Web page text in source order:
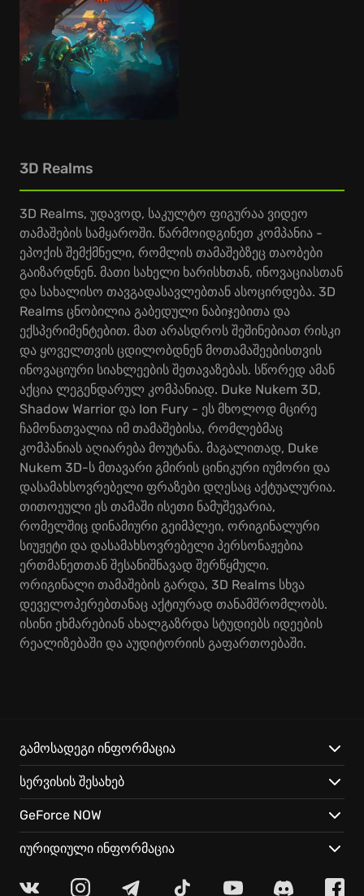
3D Realms
3D Realms, უდავოდ, საკულტო ფიგურაა ვიდეო
თამაშების სამყაროში. წარმოიდგინეთ კომპანია -
ეპოქის შემქმნელი, რომლის თამაშებზეც თაობები
გაიზარდნენ. მათი სახელი ხარისხთან, ინოვაციასთან
და სახალისო თავგადასავლებთან ასოცირდება. 3D
Realms ცნობილია გაბედული ნაბიჯებითა და
ექსპერიმენტებით. მათ არასდროს შეშინებიათ რისკი
და ყოველთვის ცდილობდნენ მოთამაშეებისთვის
ინოვაციური სიახლეების შეთავაზებას. სწორედ ამან
აქცია ლეგენდარულ კომპანიად. Duke Nukem 3D,
Shadow Warrior და Ion Fury - ეს მხოლოდ მცირე
ჩამონათვალია იმ თამაშებისა, რომლებმაც
კომპანიას აღიარება მოუტანა. მაგალითად, Duke
Nukem 3D-ს მთავარი გმირის ცინიკური იუმორი და
დასამახსოვრებელი ფრაზები დღესაც აქტუალურია.
თითოეული ეს თამაში ისეთი ნამუშევარია,
რომელშიც დინამიური გეიმპლეი, ორიგინალური
სიუჟეტი და დასამახსოვრებელი პერსონაჟებია
ერთმანეთთან შესანიშნავად შერწყმული.
ორიგინალი თამაშების გარდა, 3D Realms სხვა
დეველოპერებთანაც აქტიურად თანამშრომლობს.
ისინი ეხმარებიან ახალგაზრდა სტუდიებს იდეების
რეალიზებაში და აუდიტორიის გაფართოებაში.
გამოსადეგი ინფორმაცია
სერვისის შესახებ
GeForce NOW
იურიდიული ინფორმაცია